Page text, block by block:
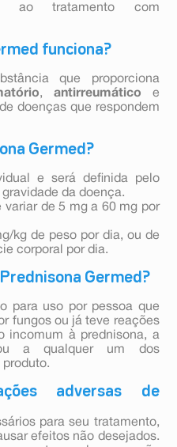
ao tratamento com
funciona?
que proporciona
, antirreumático e
doenças que respondem
Germed?
e será definida pelo
da doença.
variar de 5 mg a 60 mg por
kg de peso por dia, ou de
corporal por dia.
Germed?
para uso por pessoa que
fungos ou já teve reações
incomum à prednisona, a
ou a qualquer um dos
adversas de
para seu tratamento,
efeitos não desejados.